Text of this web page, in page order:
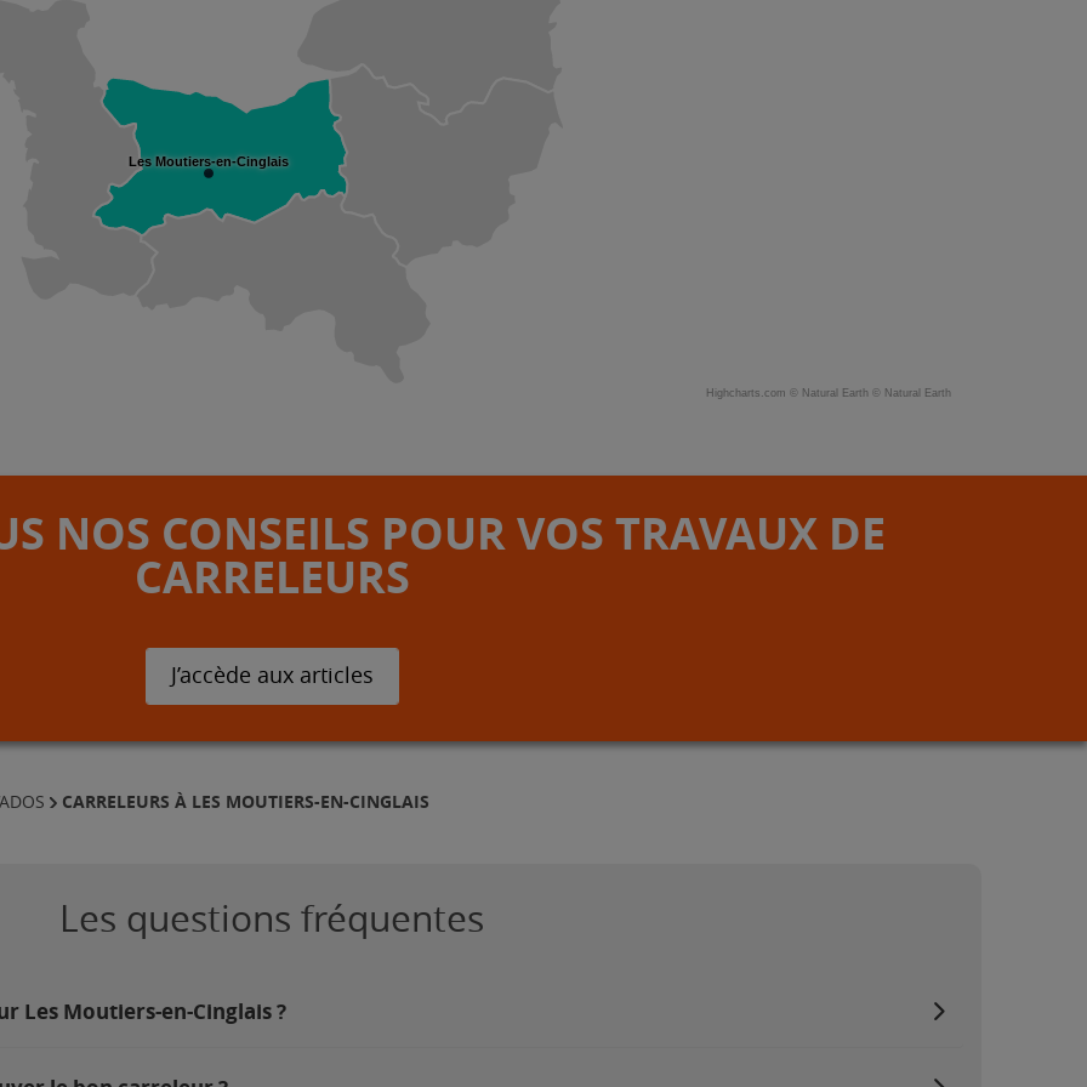
Les Moutiers-en-Cinglais
Highcharts.com © Natural Earth © Natural Earth
NOS CONSEILS POUR VOS TRAVAUX DE
CARRELEURS
J’accède aux articles
CARRELEURS À LES MOUTIERS-EN-CINGLAIS
Les questions fréquentes
Les Moutiers-en-Cinglais ?